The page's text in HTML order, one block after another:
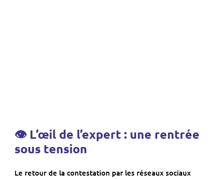
👁 L’œil de l’expert : une rentrée
sous tension
Le retour de la contestation par les réseaux sociaux